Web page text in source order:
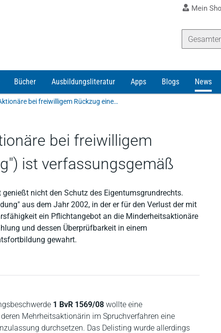
Mein
Bücher Ausbildungsliteratur Apps Blogs News
Bestehender Schutz für Aktionäre bei freiwilligem Rückzug einer AG ("Delisting") ist verfassungsgemäß
bei freiwilligem
ist verfassungsgemäß
nicht den Schutz des Eigentumsgrundrechts.
aus dem Jahr 2002, in der er für den Verlust der mit
ein Pflichtangebot an die Minderheitsaktionäre
und dessen Überprüfbarkeit in einem
gewahrt.
1 BvR 1569/08 wollte eine
Mehrheitsaktionärin im Spruchverfahren eine
durchsetzen. Das Delisting wurde allerdings